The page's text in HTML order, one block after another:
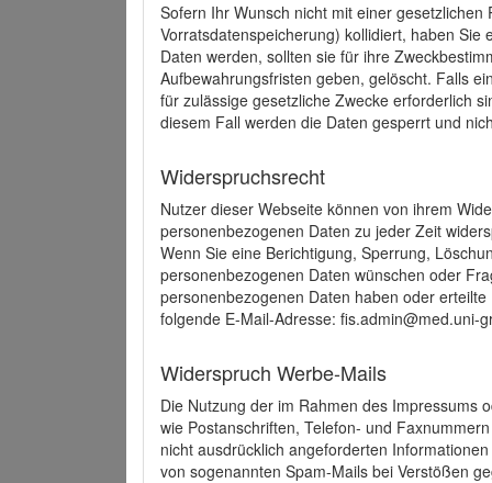
Sofern Ihr Wunsch nicht mit einer
Vorratsdatenspeicherung) kollidiert, haben
Daten werden, sollten sie für ihre
Aufbewahrungsfristen geben, gelöscht. Falls
für zulässige gesetzliche Zwecke erforderlich
diesem Fall werden die Daten gesperrt und
Widerspruchsrecht
Nutzer dieser Webseite können von ihrem
personenbezogenen Daten zu jeder Zeit
Wenn Sie eine Berichtigung, Sperrung,
personenbezogenen Daten wünschen oder
personenbezogenen Daten haben oder
folgende E-Mail-Adresse: fis.admin@med.uni-
Widerspruch Werbe-Mails
Die Nutzung der im Rahmen des Impressums
wie Postanschriften, Telefon- und
nicht ausdrücklich angeforderten
von sogenannten Spam-Mails bei Verstößen